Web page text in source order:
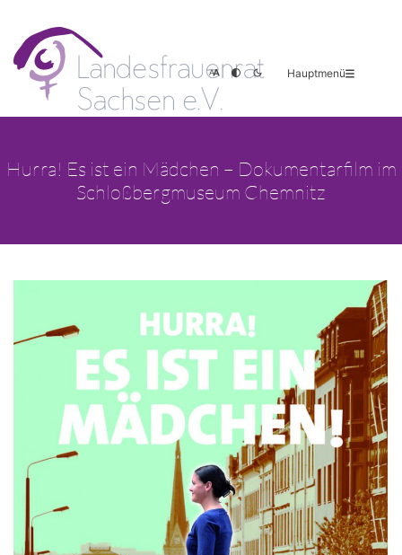
Hauptmenü
Hurra! Es ist ein Mädchen – Dokumentarfilm im
Schloßbergmuseum Chemnitz